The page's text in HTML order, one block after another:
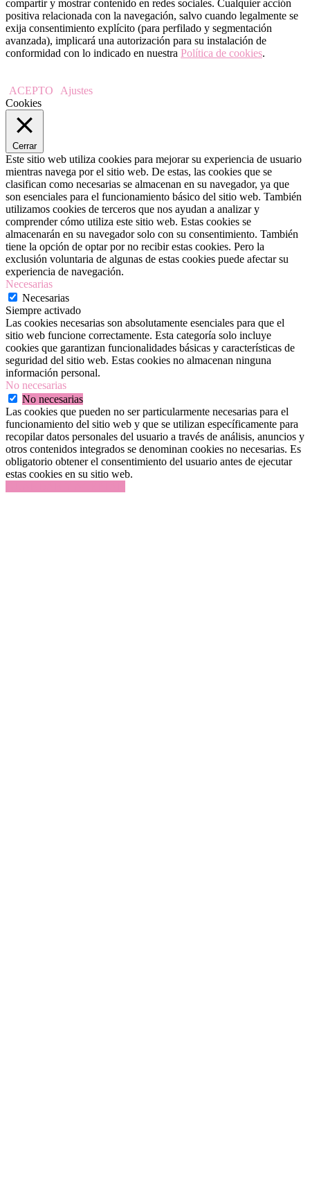
compartir y mostrar contenido en redes sociales. Cualquier acción
positiva relacionada con la navegación, salvo cuando legalmente se
exija consentimiento explícito (para perfilado y segmentación
avanzada), implicará una autorización para su instalación de
conformidad con lo indicado en nuestra Política de cookies.
ACEPTO
Ajustes
Cookies
Cerrar
Este sitio web utiliza cookies para mejorar su experiencia de usuario
mientras navega por el sitio web. De estas, las cookies que se
clasifican como necesarias se almacenan en su navegador, ya que
son esenciales para el funcionamiento básico del sitio web. También
utilizamos cookies de terceros que nos ayudan a analizar y
comprender cómo utiliza este sitio web. Estas cookies se
almacenarán en su navegador solo con su consentimiento. También
tiene la opción de optar por no recibir estas cookies. Pero la
exclusión voluntaria de algunas de estas cookies puede afectar su
experiencia de navegación.
Necesarias
Necesarias
Siempre activado
Las cookies necesarias son absolutamente esenciales para que el
sitio web funcione correctamente. Esta categoría solo incluye
cookies que garantizan funcionalidades básicas y características de
seguridad del sitio web. Estas cookies no almacenan ninguna
información personal.
No necesarias
No necesarias
Las cookies que pueden no ser particularmente necesarias para el
funcionamiento del sitio web y que se utilizan específicamente para
recopilar datos personales del usuario a través de análisis, anuncios y
otros contenidos integrados se denominan cookies no necesarias. Es
obligatorio obtener el consentimiento del usuario antes de ejecutar
estas cookies en su sitio web.